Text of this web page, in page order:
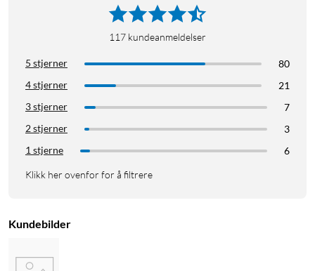
117 kundeanmeldelser
5 stjerner
80
4 stjerner
21
3 stjerner
7
2 stjerner
3
1 stjerne
6
Klikk her ovenfor for å filtrere
Kundebilder